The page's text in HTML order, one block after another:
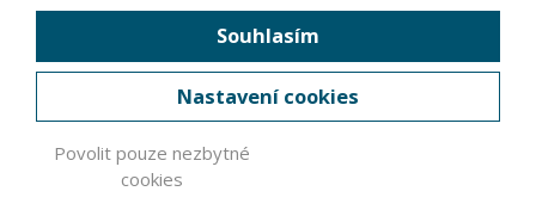
ČLENOVÉ ASOCIACE
© Asociace výrobců kabelů a vodičů ČR a SR
Souhlasím
Nastavení cookies
Povolit pouze nezbytné
cookies